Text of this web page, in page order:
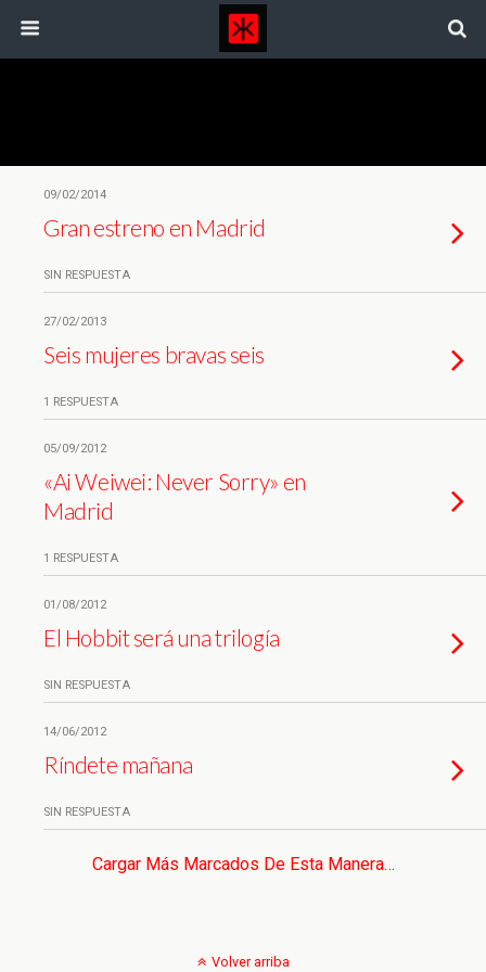
09/02/2014
Gran estreno en Madrid
SIN RESPUESTA
27/02/2013
Seis mujeres bravas seis
1 RESPUESTA
05/09/2012
«Ai Weiwei: Never Sorry» en
Madrid
1 RESPUESTA
01/08/2012
El Hobbit será una trilogía
SIN RESPUESTA
14/06/2012
Ríndete mañana
SIN RESPUESTA
Cargar Más Marcados De Esta Manera…
Volver arriba